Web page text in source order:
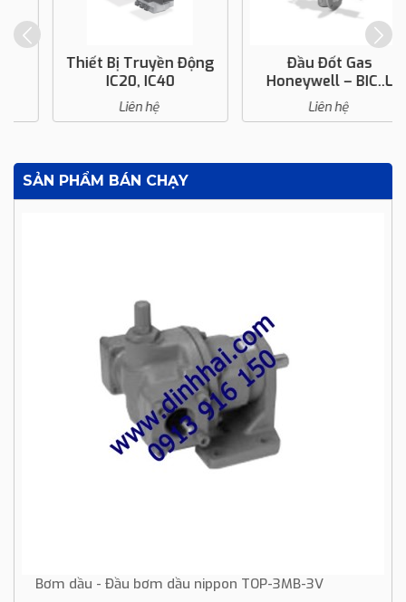
Thiết Bị Truyền Động
IC20, IC40
Liên hệ
Đầu Đốt Gas
Honeywell – BIC..L
Liên hệ
SẢN PHẨM BÁN CHẠY
Bơm dầu - Đầu bơm dầu nippon TOP-3MB-3V